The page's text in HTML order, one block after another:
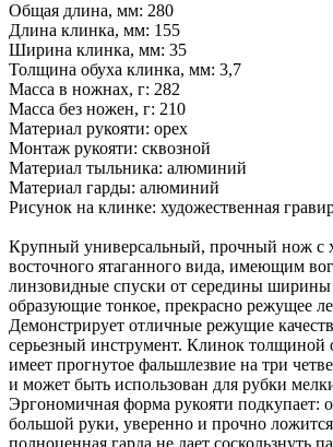
Общая длина, мм: 280
Длина клинка, мм: 155
Ширина клинка, мм: 35
Толщина обуха клинка, мм: 3,7
Масса в ножнах, г: 282
Масса без ножен, г: 210
Материал рукояти: орех
Монтаж рукояти: сквозной
Материал тыльника: алюминий
Материал гарды: алюминий
Рисунок на клинке: художественная
Крупный универсальный, прочный нож
восточного ятаганного вида, имеющим
линзовидные спуски от середины ширины
образующие тонкое, прекрасно режущее
Демонстрирует отличные режущие
серьезный инструмент. Клинок толщиной
имеет прогнутое фальшлезвие на три
и может быть использован для рубки
Эргономичная форма рукояти подкупает:
большой руки, уверенно и прочно